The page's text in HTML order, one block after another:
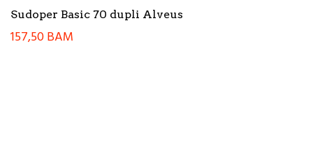
Sudoper Basic 70 dupli Alveus
157,50BAM